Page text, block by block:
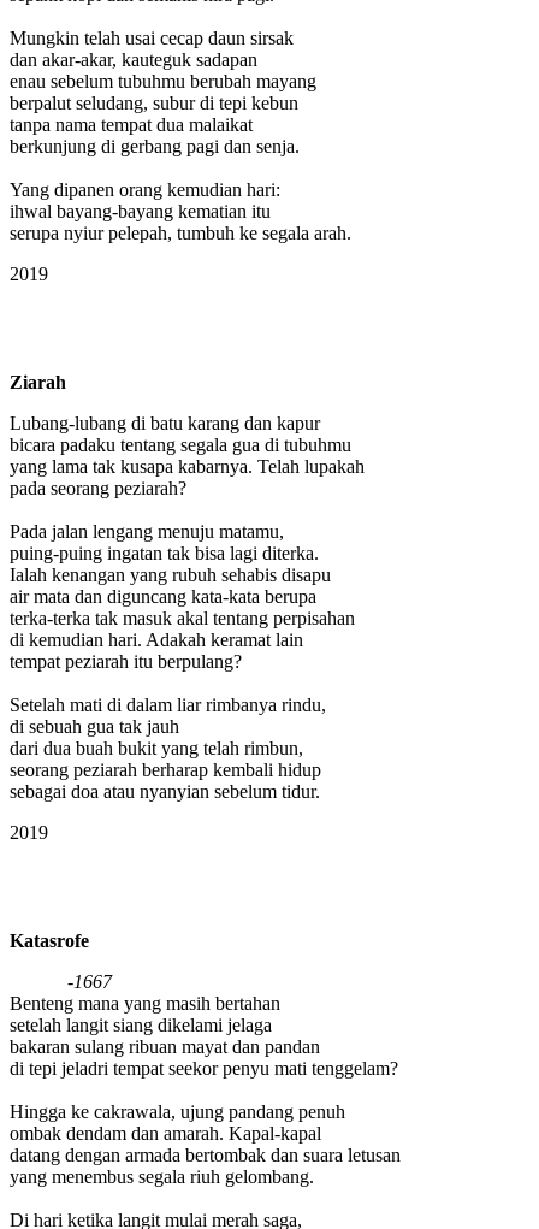
Mungkin telah usai cecap daun sirsak
dan akar-akar, kauteguk sadapan
enau sebelum tubuhmu berubah mayang
berpalut seludang, subur di tepi kebun
tanpa nama tempat dua malaikat
berkunjung di gerbang pagi dan senja.
Yang dipanen orang kemudian hari:
ihwal bayang-bayang kematian itu
serupa nyiur pelepah, tumbuh ke segala arah.
2019
Ziarah
Lubang-lubang di batu karang dan kapur
bicara padaku tentang segala gua di tubuhmu
yang lama tak kusapa kabarnya. Telah lupakah
pada seorang peziarah?
Pada jalan lengang menuju matamu,
puing-puing ingatan tak bisa lagi diterka.
Ialah kenangan yang rubuh sehabis disapu
air mata dan diguncang kata-kata berupa
terka-terka tak masuk akal tentang perpisahan
di kemudian hari. Adakah keramat lain
tempat peziarah itu berpulang?
Setelah mati di dalam liar rimbanya rindu,
di sebuah gua tak jauh
dari dua buah bukit yang telah rimbun,
seorang peziarah berharap kembali hidup
sebagai doa atau nyanyian sebelum tidur.
2019
Katasrofe
-1667
Benteng mana yang masih bertahan
setelah langit siang dikelami jelaga
bakaran sulang ribuan mayat dan pandan
di tepi jeladri tempat seekor penyu mati tenggelam?
Hingga ke cakrawala, ujung pandang penuh
ombak dendam dan amarah. Kapal-kapal
datang dengan armada bertombak dan suara letusan
yang menembus segala riuh gelombang.
Di hari ketika langit mulai merah saga,